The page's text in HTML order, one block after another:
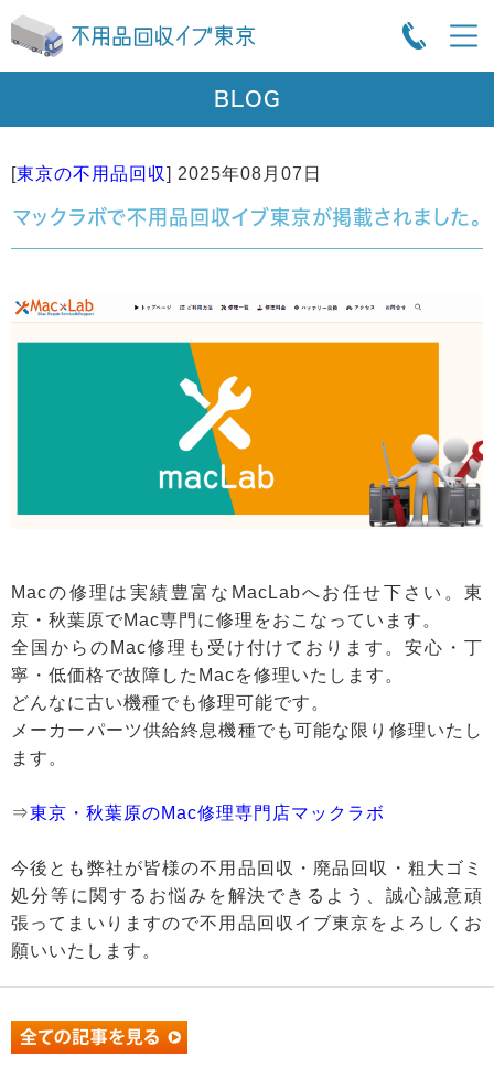
BLOG
[東京の不用品回収] 2025年08月07日
マックラボで不用品回収イブ東京が掲載されました。
Macの修理は実績豊富なMacLabへお任せ下さい。東
京・秋葉原でMac専門に修理をおこなっています。
全国からのMac修理も受け付けております。安心・丁
寧・低価格で故障したMacを修理いたします。
どんなに古い機種でも修理可能です。
メーカーパーツ供給終息機種でも可能な限り修理いたし
ます。
⇒東京・秋葉原のMac修理専門店マックラボ
今後とも弊社が皆様の不用品回収・廃品回収・粗大ゴミ
処分等に関するお悩みを解決できるよう、誠心誠意頑
張ってまいりますので不用品回収イブ東京をよろしくお
願いいたします。